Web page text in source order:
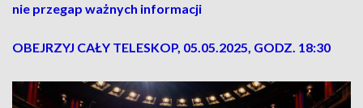
nie przegap ważnych informacji
OBEJRZYJ CAŁY TELESKOP, 05.05.2025, GODZ. 18:30